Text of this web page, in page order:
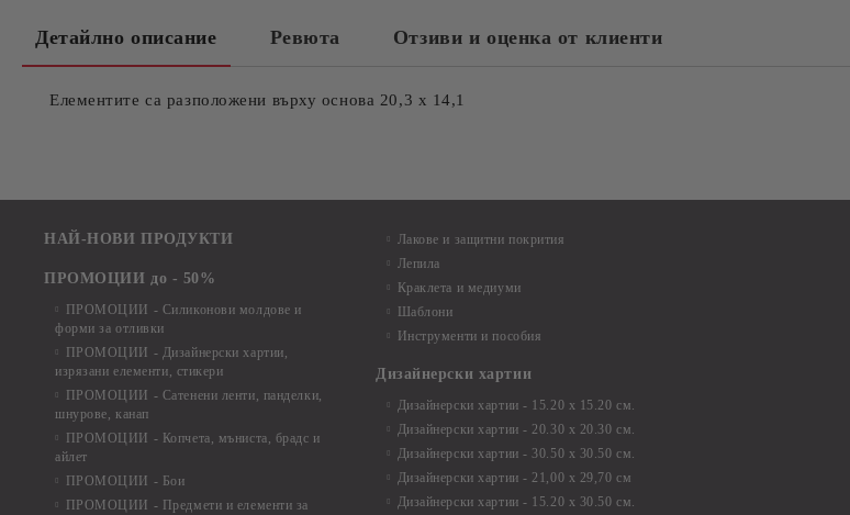
Детайлно описание Ревюта Отзиви и оценка от клиенти
Елементите са разположени върху основа 20,3 х 14,1
НАЙ-НОВИ ПРОДУКТИ
ПРОМОЦИИ до - 50%
ПРОМОЦИИ - Силиконови молдове и
форми за отливки
ПРОМОЦИИ - Дизайнерски хартии,
изрязани елементи, стикери
ПРОМОЦИИ - Сатенени ленти, панделки,
шнурове, канап
ПРОМОЦИИ - Копчета, мъниста, брадс и
айлет
ПРОМОЦИИ - Бои
ПРОМОЦИИ - Предмети и елементи за
Лакове и защитни покрития
Лепила
Краклета и медиуми
Шаблони
Инструменти и пособия
Дизайнерски хартии
Дизайнерски хартии - 15.20 х 15.20 см.
Дизайнерски хартии - 20.30 х 20.30 см.
Дизайнерски хартии - 30.50 х 30.50 см.
Дизайнерски хартии - 21,00 х 29,70 см
Дизайнерски хартии - 15.20 x 30.50 см.